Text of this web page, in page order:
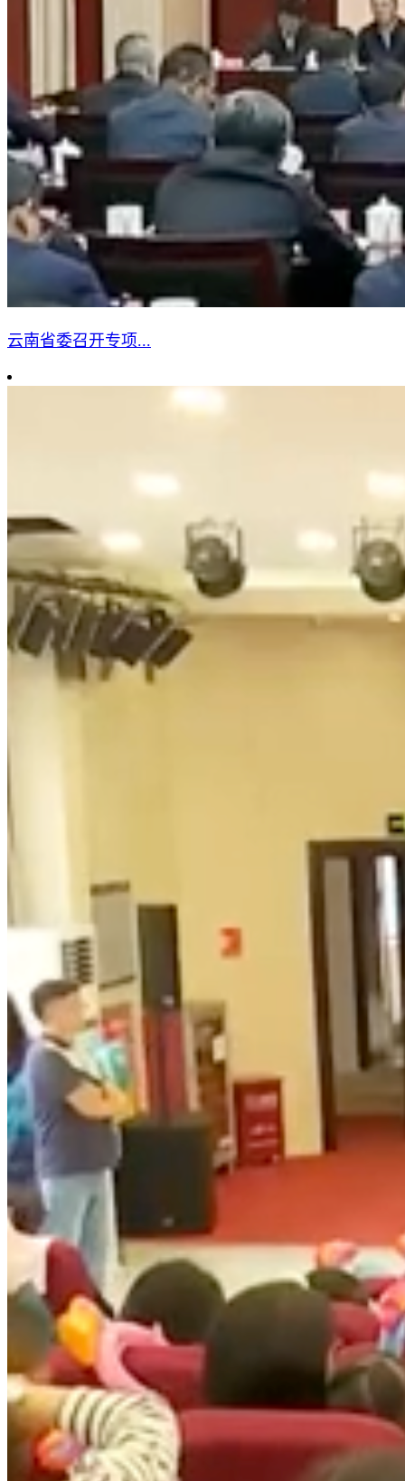
云南省委召开专项...